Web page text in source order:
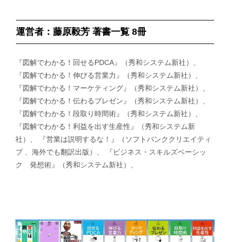
運営者：藤原毅芳 著書一覧 8冊
『図解でわかる！回せるPDCA』（秀和システム新社）、
『図解でわかる！伸びる営業力』（秀和システム新社）、
『図解でわかる！マーケティング』（秀和システム新社）、
『図解でわかる！伝わるプレゼン』（秀和システム新社）、
『図解でわかる！段取り時間術』（秀和システム新社）、
『図解でわかる！利益を出す生産性』（秀和システム新
社）、 『営業は説明するな！』（ソフトバンククリエイティ
ブ 、海外でも翻訳出版）、 『ビジネス・スキルズベーシッ
ク 発想術』（秀和システム新社）、